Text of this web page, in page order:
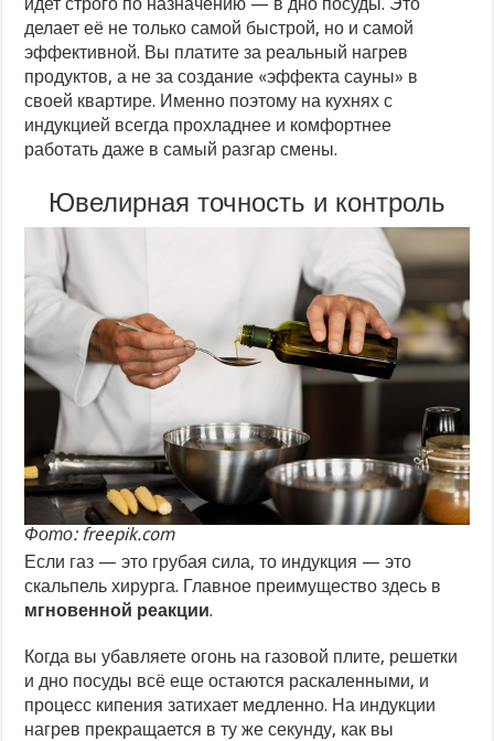
идет строго по назначению — в дно посуды. Это
делает её не только самой быстрой, но и самой
эффективной. Вы платите за реальный нагрев
продуктов, а не за создание «эффекта сауны» в
своей квартире. Именно поэтому на кухнях с
индукцией всегда прохладнее и комфортнее
работать даже в самый разгар смены.
Ювелирная точность и контроль
Фото: freepik.com
Если газ — это грубая сила, то индукция — это
скальпель хирурга. Главное преимущество здесь в
мгновенной реакции.
Когда вы убавляете огонь на газовой плите, решетки
и дно посуды всё еще остаются раскаленными, и
процесс кипения затихает медленно. На индукции
нагрев прекращается в ту же секунду, как вы